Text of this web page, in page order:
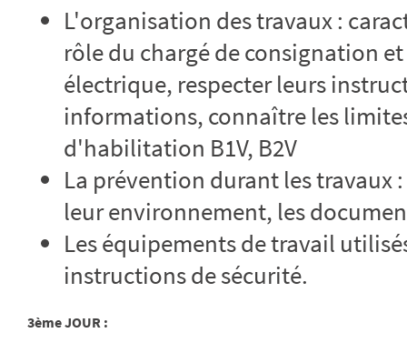
L'organisation des travaux :
rôle du chargé de consignation
électrique, respecter leurs
informations, connaître les
d'habilitation B1V, B2V
La prévention durant les travaux
leur environnement, les
Les équipements de travail
instructions de sécurité.
3ème JOUR :